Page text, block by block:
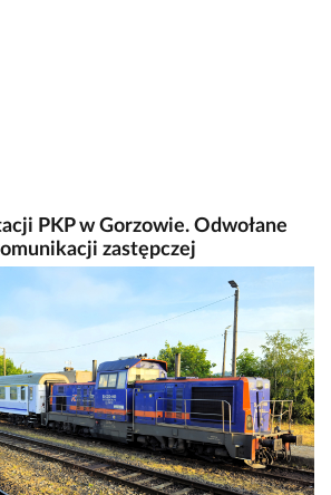
PKP w Gorzowie. Odwołane
zastępczej